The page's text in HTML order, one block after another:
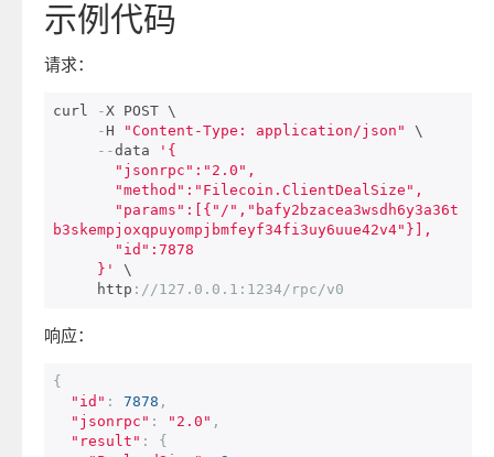
示例代码
请求：
curl -X POST \
- H "Content-Type: application/json"
\
--data
'{
b3skempjoxqpuyompjbmfeyf34fi3uy6uue42v4"}],
     }'
\
     http
: //127.0.0.1:1234/rpc/v0
响应：
{
"id" : 7878 ,
"jsonrpc" : "2.0" ,
"result" :
{